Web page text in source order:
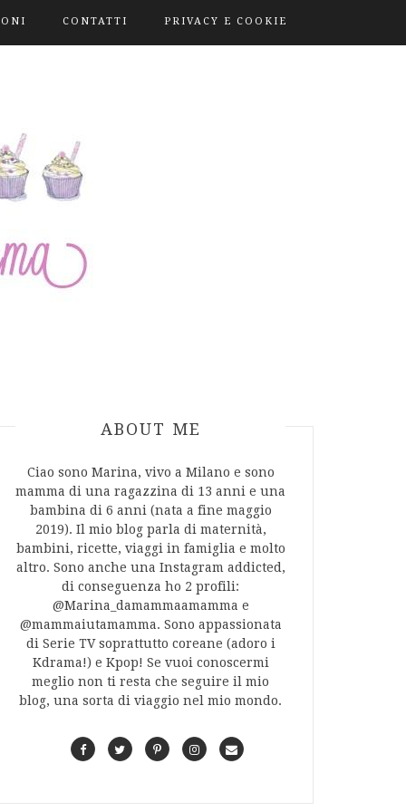
CONTATTI PRIVACY E COOKIE
ABOUT AUTHOR
ABOUT ME
Ciao sono Marina, vivo a Milano e sono
mamma di una ragazzina di 13 anni e una
bambina di 6 anni (nata a fine maggio
2019). Il mio blog parla di maternità,
bambini, ricette, viaggi in famiglia e molto
altro. Sono anche una Instagram addicted,
di conseguenza ho 2 profili:
@Marina_damammaamamma e
@mammaiutamamma. Sono appassionata
di Serie TV soprattutto coreane (adoro i
Kdrama!) e Kpop! Se vuoi conoscermi
meglio non ti resta che seguire il mio
blog, una sorta di viaggio nel mio mondo.
F
T
P
I
C